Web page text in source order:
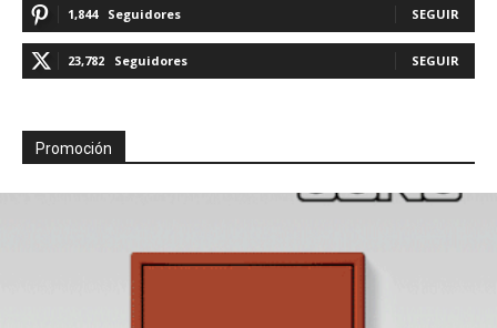
1,844 Seguidores SEGUIR
23,782 Seguidores SEGUIR
Promoción